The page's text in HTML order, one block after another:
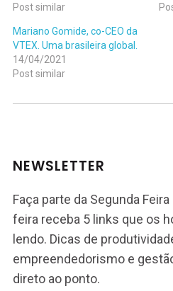
Post similar
Mariano Gomide, co-CEO da
VTEX. Uma brasileira global.
14/04/2021
Post similar
NEWSLETTER
Faça parte da Segunda
feira receba 5 links que os
lendo. Dicas de
empreendedorismo e
direto ao ponto.